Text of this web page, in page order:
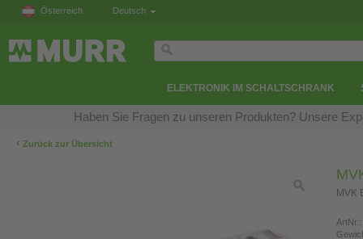
Österreich Deutsch
ELEKTRONIK IM SCHALTSCHRANK
Haben Sie Fragen zu unseren Produkten? Unsere
‹ Zurück zur Übersicht
MVK
ArtNr.: